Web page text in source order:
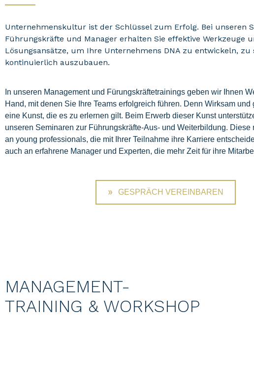
Unternehmenskultur ist der Schlüssel zum Erfolg. Bei unseren
Führungskräfte und Manager erhalten Sie effektive Werkzeuge
Lösungsansätze, um Ihre Unternehmens DNA zu entwickeln, zu
kontinuierlich auszubauen.
In unseren Management und Fürungskräftetrainings geben wir Ihnen
Hand, mit denen Sie Ihre Teams erfolgreich führen. Denn Wirksam und
eine Kunst, die es zu erlernen gilt. Beim Erwerb dieser Kunst
unseren Seminaren zur Führungskräfte-Aus- und Weiterbildung. Diese
an young professionals, die mit Ihrer Teilnahme ihre Karriere
auch an erfahrene Manager und Experten, die mehr Zeit für ihre
GESPRÄCH VEREINBAREN
MANAGEMENT-
TRAINING & WORKSHOP